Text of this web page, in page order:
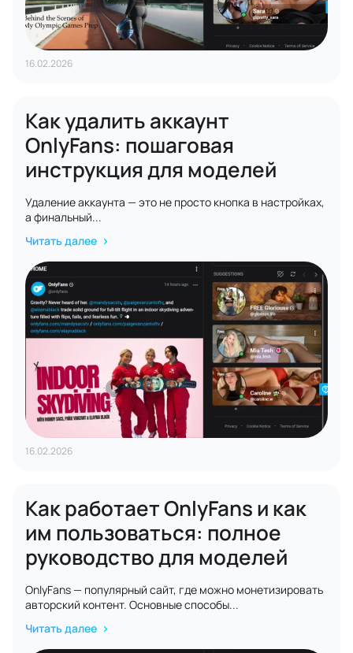
16.02.2026
Как удалить аккаунт
OnlyFans: пошаговая
инструкция для моделей
Удаление аккаунта — это не просто кнопка в настройках,
а финальный...
Читать далее
16.02.2026
Как работает OnlyFans и как
им пользоваться: полное
руководство для моделей
OnlyFans — популярный сайт, где можно монетизировать
авторский контент. Основные способы...
Читать далее